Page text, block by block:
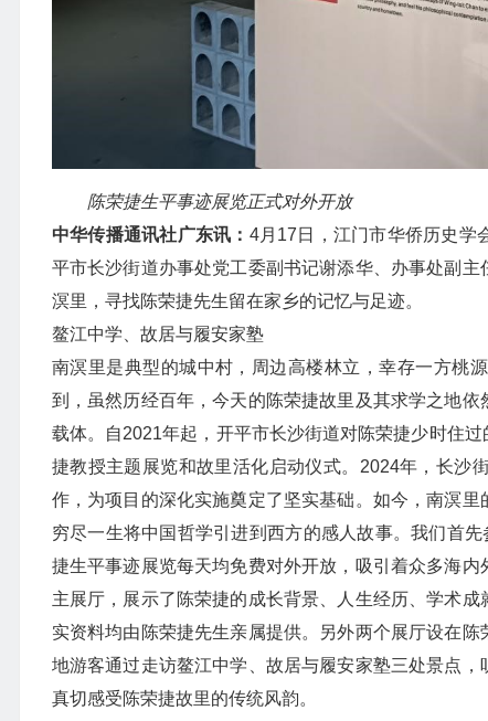
陈荣捷生平事迹展览正式对外开放
中华传播通讯社广东讯： 4月17日，江门市华侨历史学
平市长沙街道办事处党工委副书记谢添华、办事处副
溟里，寻找陈荣捷先生留在家乡的记忆与足迹。
鳌江中学、故居与履安家塾
南溟里是典型的城中村，周边高楼林立，幸存一方桃
到，虽然历经百年，今天的陈荣捷故里及其求学之地
载体。自2021年起，开平市长沙街道对陈荣捷少时住
捷教授主题展览和故里活化启动仪式。2024年，长沙
作，为项目的深化实施奠定了坚实基础。如今，南溟
穷尽一生将中国哲学引进到西方的感人故事。我们首
捷生平事迹展览每天均免费对外开放，吸引着众多海
主展厅，展示了陈荣捷的成长背景、人生经历、学术
实资料均由陈荣捷先生亲属提供。另外两个展厅设在
地游客通过走访鳌江中学、故居与履安家塾三处景点
真切感受陈荣捷故里的传统风韵。